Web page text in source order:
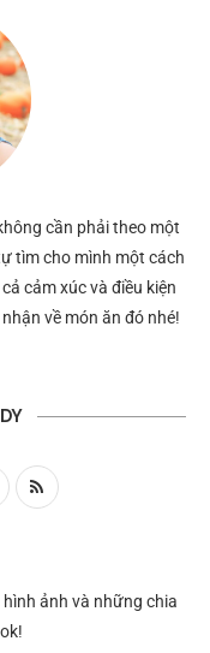
cần phải theo một
tìm cho mình một cách
cảm xúc và điều kiện
về món ăn đó nhé!
ảnh và những chia